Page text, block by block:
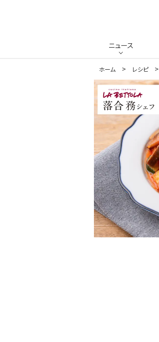
ニュース
ホーム レシピ